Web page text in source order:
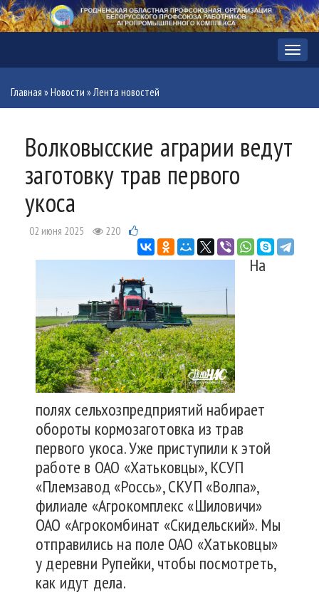
Меню
Главная »Новости »Лента новостей
Волковысские аграрии ведут
заготовку трав первого
укоса
02 июня 2025 220
На
полях сельхозпредприятий набирает
обороты кормозаготовка из трав
первого укоса. Уже приступили к этой
работе в ОАО «Хатьковцы», КСУП
«Племзавод «Россь», СКУП «Волпа»,
филиале «Агрокомплекс «Шиловичи»
ОАО «Агрокомбинат «Скидельский». Мы
отправились на поле ОАО «Хатьковцы»
у деревни Рупейки, чтобы посмотреть,
как идут дела.